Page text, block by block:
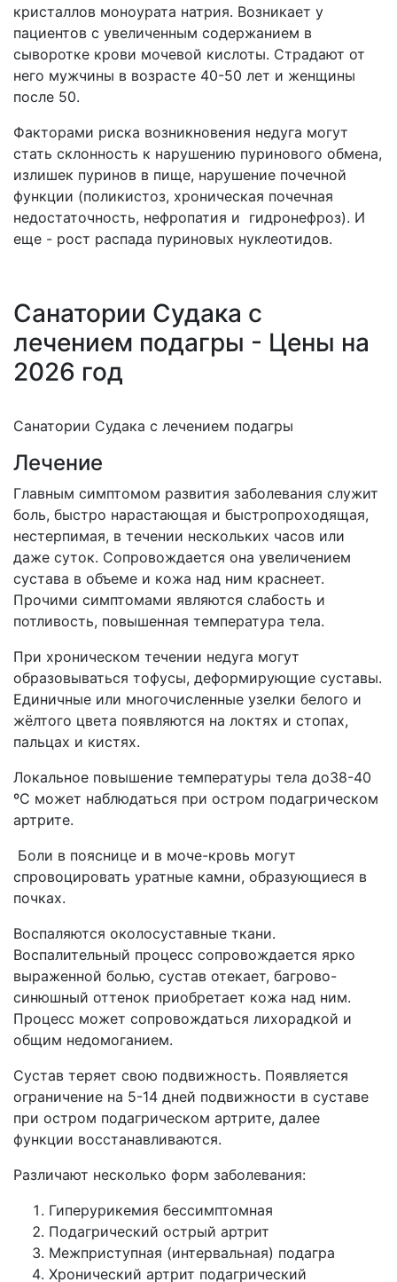
кристаллов моноурата натрия. Возникает у
пациентов с увеличенным содержанием в
сыворотке крови мочевой кислоты. Страдают от
него мужчины в возрасте 40-50 лет и женщины
после 50.
Факторами риска возникновения недуга могут
стать склонность к нарушению пуринового обмена,
излишек пуринов в пище, нарушение почечной
функции (поликистоз, хроническая почечная
недостаточность, нефропатия и гидронефроз). И
еще - рост распада пуриновых нуклеотидов.
Санатории Судака с
лечением подагры - Цены на
2026 год
Санатории Судака с лечением подагры
Лечение
Главным симптомом развития заболевания служит
боль, быстро нарастающая и быстропроходящая,
нестерпимая, в течении нескольких часов или
даже суток. Сопровождается она увеличением
сустава в объеме и кожа над ним краснеет.
Прочими симптомами являются слабость и
потливость, повышенная температура тела.
При хроническом течении недуга могут
образовываться тофусы, деформирующие суставы.
Единичные или многочисленные узелки белого и
жёлтого цвета появляются на локтях и стопах,
пальцах и кистях.
Локальное повышение температуры тела до38-40
ºС может наблюдаться при остром подагрическом
артрите.
Боли в пояснице и в моче-кровь могут
спровоцировать уратные камни, образующиеся в
почках.
Воспаляются околосуставные ткани.
Воспалительный процесс сопровождается ярко
выраженной болью, сустав отекает, багрово-
синюшный оттенок приобретает кожа над ним.
Процесс может сопровождаться лихорадкой и
общим недомоганием.
Сустав теряет свою подвижность. Появляется
ограничение на 5-14 дней подвижности в суставе
при остром подагрическом артрите, далее
функции восстанавливаются.
Различают несколько форм заболевания:
Гиперурикемия бессимптомная
Подагрический острый артрит
Межприступная (интервальная) подагра
Хронический артрит подагрический